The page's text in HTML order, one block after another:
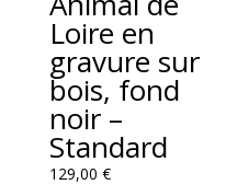
Loire en
gravure sur
bois, fond
noir –
Standard
129,00 €